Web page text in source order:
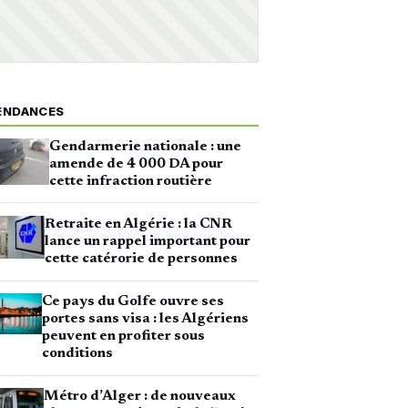
Gendarmerie nationale : une
amende de 4 000 DA pour
cette infraction routière
Retraite en Algérie : la CNR
lance un rappel important pour
cette catérorie de personnes
Ce pays du Golfe ouvre ses
portes sans visa : les Algériens
peuvent en profiter sous
conditions
Métro d’Alger : de nouveaux